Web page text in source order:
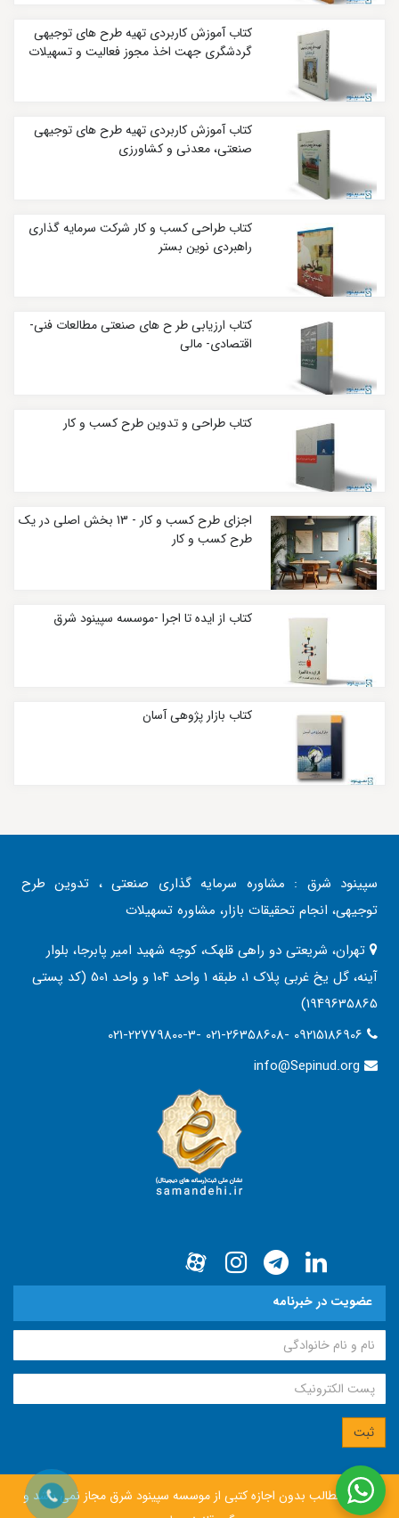
کتاب آموزش کاربردی تهیه طرح‌ های توجیهی
گردشگری جهت اخذ مجوز فعالیت و تسهیلات
کتاب آموزش کاربردی تهیه طرح های توجیهی
صنعتی، معدنی و کشاورزی
کتاب طراحی کسب و کار شرکت سرمایه‌ گذاری
راهبردی نوین بستر
کتاب ارزیابی طر ح ‌های صنعتی مطالعات فنی-
اقتصادی- مالی
کتاب طراحی و تدوین طرح کسب و کار
اجزای طرح کسب و کار - 13 بخش اصلی در یک
طرح کسب و کار
کتاب از ایده تا اجرا -موسسه سپینود شرق
کتاب بازار پژوهی آسان
سپینود شرق : مشاوره سرمایه گذاری صنعتی ، تدوین طرح
توجیهی، انجام تحقیقات بازار، مشاوره تسهیلات
تهران، شریعتی دو راهی قلهک، کوچه شهید امیر پابرجا، بلوار
آینه، گل یخ غربی پلاک 1، طبقه 1 واحد 104 و واحد 501 (کد پستی
1949635865)
021-22779800-3- 021-26358608- 09215186906
info@Sepinud.org
عضویت در خبرنامه
انتشار مطالب بدون اجازه كتبی از موسسه سپينود شرق مجاز نمی باشد و